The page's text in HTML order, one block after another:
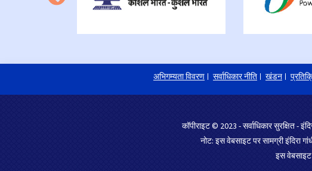
अभिगम्यता विवरण सर्वाधिकार नीति खंडन
कॉपीराइट © 2023 - सर्वाधिकार सुरक्षित -
नोट: इस वेबसाइट पर सामग्री इंदिरा
इस